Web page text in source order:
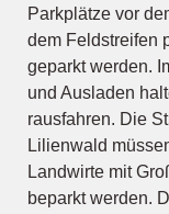
Parkplätze vor
dem Feldstreifen
geparkt werden.
und Ausladen
rausfahren. Die
Lilienwald
Landwirte mit
beparkt werden.